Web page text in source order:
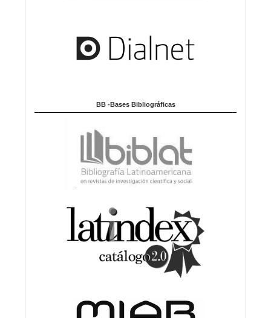
BB -Bases Bibliográficas